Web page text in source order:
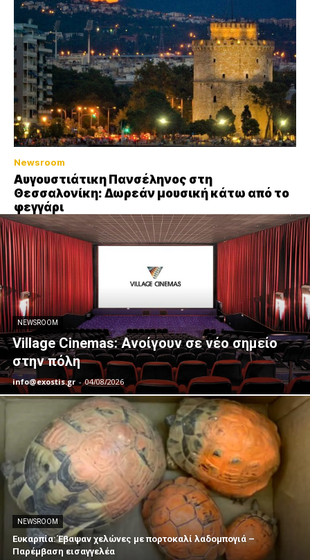
Newsroom
Αυγουστιάτικη Πανσέληνος στη
Θεσσαλονίκη: Δωρεάν μουσική κάτω από το
φεγγάρι
NEWSROOM
Village Cinemas: Ανοίγουν σε νέο σημείο
στην πόλη
info@exostis.gr - 04/08/2026
NEWSROOM
Ευκαρπία: Έβαψαν χελώνες με πορτοκαλί λαδομπογιά –
Παρέμβαση εισαγγελέα